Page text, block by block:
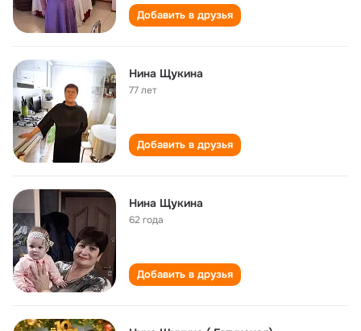
Добавить в друзья
Нина Щукина
77 лет
Добавить в друзья
Нина Щукина
62 года
Добавить в друзья